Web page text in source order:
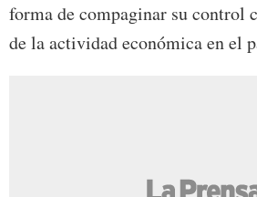
forma de compaginar su control
de la actividad económica en el